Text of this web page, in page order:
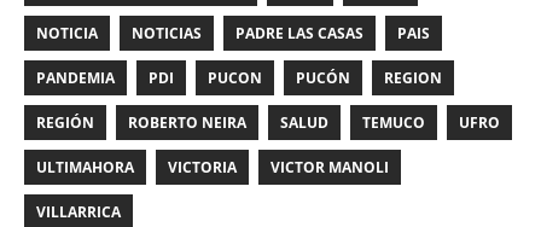
NOTICIA NOTICIAS PADRE LAS CASAS PAIS
PANDEMIA PDI PUCON PUCÓN REGION
REGIÓN ROBERTO NEIRA SALUD TEMUCO UFRO
ULTIMAHORA VICTORIA VICTOR MANOLI
VILLARRICA